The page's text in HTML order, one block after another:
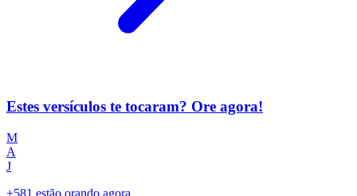
Estes versículos te tocaram? Ore agora!
M
A
J